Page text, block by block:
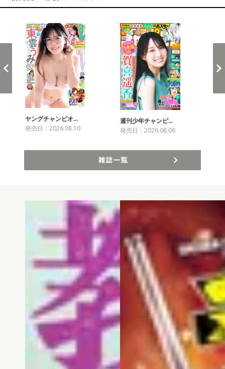
ヤングチャンピオ…
発売日：2026.08.10
週刊少年チャンピ…
発売日：2026.08.06